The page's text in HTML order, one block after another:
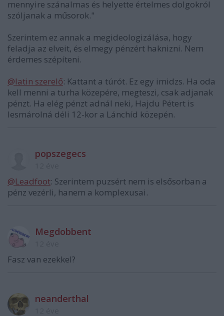
mennyire szánalmas és helyette értelmes dolgokról
szóljanak a műsorok."
Szerintem ez annak a megideologizálása, hogy
feladja az elveit, és elmegy pénzért haknizni. Nem
érdemes szépíteni.
@latin szerelő: Kattant a túrót. Ez egy imidzs. Ha oda
kell menni a turha közepére, megteszi, csak adjanak
pénzt. Ha elég pénzt adnál neki, Hajdu Pétert is
lesmárolná déli 12-kor a Lánchíd közepén.
popszegecs
@Leadfoot: Szerintem puzsért nem is elsősorban a
pénz vezérli, hanem a komplexusai.
Megdobbent
Fasz van ezekkel?
neanderthal